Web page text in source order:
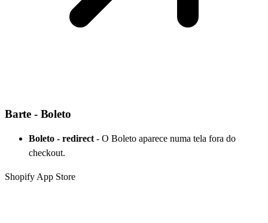
Barte - Boleto
Boleto - redirect - O Boleto aparece numa tela fora do
checkout.
Shopify App Store